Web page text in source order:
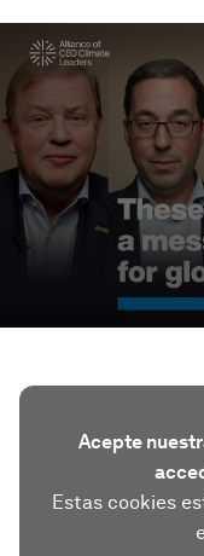
seconds
4
minutes,
44
seconds
Acepte
Estas cookies